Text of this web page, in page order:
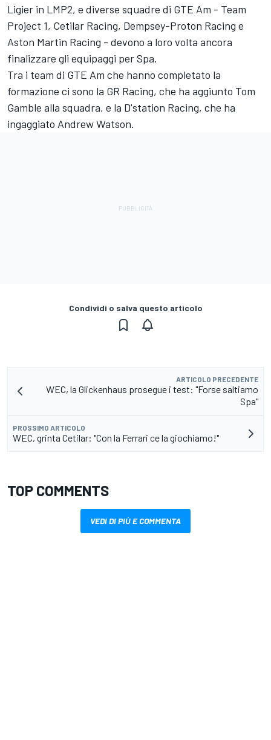
Ligier in LMP2, e diverse squadre di GTE Am - Team
Project 1, Cetilar Racing, Dempsey-Proton Racing e
Aston Martin Racing - devono a loro volta ancora
finalizzare gli equipaggi per Spa.
Tra i team di GTE Am che hanno completato la
formazione ci sono la GR Racing, che ha aggiunto Tom
Gamble alla squadra, e la D'station Racing, che ha
ingaggiato Andrew Watson.
Condividi o salva questo articolo
ARTICOLO PRECEDENTE
WEC, la Glickenhaus prosegue i test: "Forse saltiamo
Spa"
PROSSIMO ARTICOLO
WEC, grinta Cetilar: "Con la Ferrari ce la giochiamo!"
TOP COMMENTS
VEDI DI PIÙ E COMMENTA